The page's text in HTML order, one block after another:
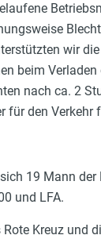
wir die
beim
nach ca. 2
für den Verkehr
19 Mann der
und LFA.
Kreuz und